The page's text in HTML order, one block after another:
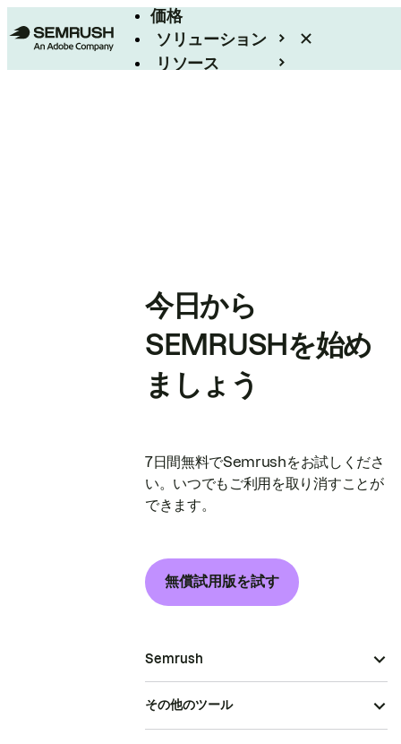
価格
ソリューション
リソース
今日から
SEMRUSHを始め
ましょう
7日間無料でSemrushをお試しくださ
い。いつでもご利用を取り消すことが
できます。
無償試用版を試す
Semrush
その他のツール